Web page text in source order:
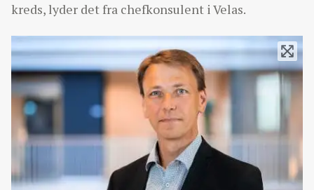
kreds, lyder det fra chefkonsulent i Velas.